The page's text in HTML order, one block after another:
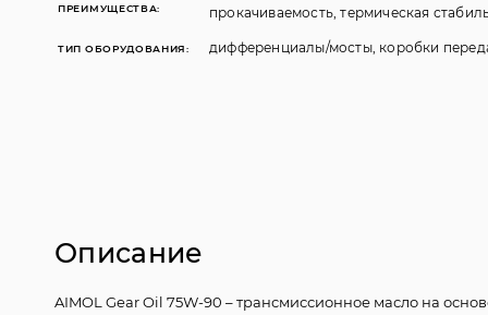
ПРЕИМУЩЕСТВА:
прокачиваемость, термическая
ТИП ОБОРУДОВАНИЯ: дифференциалы/мосты, коробки
Описание
AIMOL Gear Oil 75W-90 – трансмиссионное масло на